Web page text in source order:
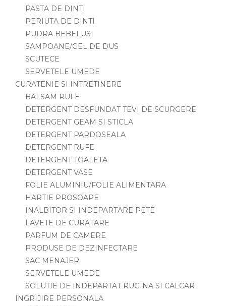
PASTA DE DINTI
PERIUTA DE DINTI
PUDRA BEBELUSI
SAMPOANE/GEL DE DUS
SCUTECE
SERVETELE UMEDE
CURATENIE SI INTRETINERE
BALSAM RUFE
DETERGENT DESFUNDAT TEVI DE SCURGERE
DETERGENT GEAM SI STICLA
DETERGENT PARDOSEALA
DETERGENT RUFE
DETERGENT TOALETA
DETERGENT VASE
FOLIE ALUMINIU/FOLIE ALIMENTARA
HARTIE PROSOAPE
INALBITOR SI INDEPARTARE PETE
LAVETE DE CURATARE
PARFUM DE CAMERE
PRODUSE DE DEZINFECTARE
SAC MENAJER
SERVETELE UMEDE
SOLUTIE DE INDEPARTAT RUGINA SI CALCAR
INGRIJIRE PERSONALA